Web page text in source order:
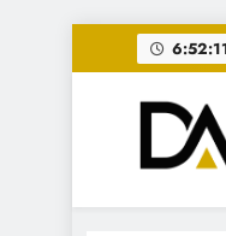
al
contenido
•